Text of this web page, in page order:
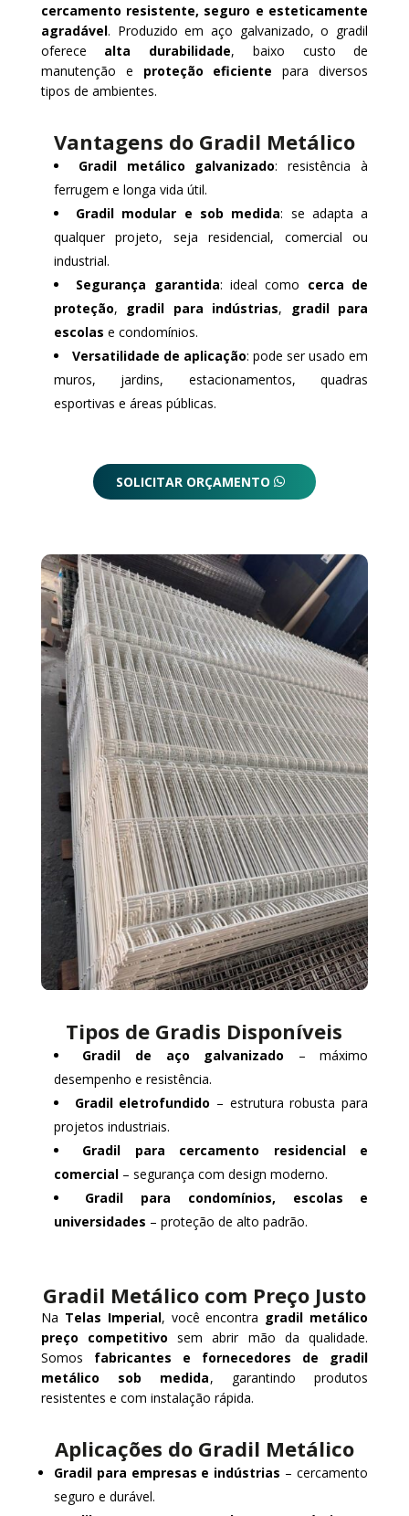
cercamento resistente, seguro e esteticamente
agradável. Produzido em aço galvanizado, o gradil
oferece alta durabilidade, baixo custo de
manutenção e proteção eficiente para diversos
tipos de ambientes.
Vantagens do Gradil Metálico
Gradil metálico galvanizado: resistência à
ferrugem e longa vida útil.
Gradil modular e sob medida: se adapta a
qualquer projeto, seja residencial, comercial ou
industrial.
Segurança garantida: ideal como cerca de
proteção, gradil para indústrias, gradil para
escolas e condomínios.
Versatilidade de aplicação: pode ser usado em
muros, jardins, estacionamentos, quadras
esportivas e áreas públicas.
SOLICITAR ORÇAMENTO
Tipos de Gradis Disponíveis
Gradil de aço galvanizado – máximo
desempenho e resistência.
Gradil eletrofundido – estrutura robusta para
projetos industriais.
Gradil para cercamento residencial e
comercial– segurança com design moderno.
Gradil para condomínios, escolas e
universidades – proteção de alto padrão.
Gradil Metálico com Preço Justo
Na Telas Imperial, você encontra gradil metálico
preço competitivo sem abrir mão da qualidade.
Somos fabricantes e fornecedores de gradil
metálico sob medida, garantindo produtos
resistentes e com instalação rápida.
Aplicações do Gradil Metálico
Gradil para empresas e indústrias – cercamento
seguro e durável.